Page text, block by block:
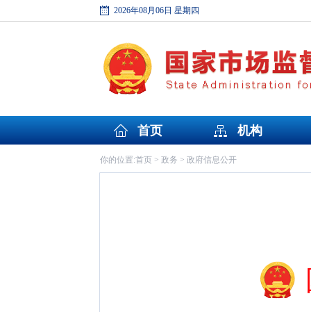
2026年08月06日 星期四
首页 机构
你的位置:首页> 政务 > 政府信息公开